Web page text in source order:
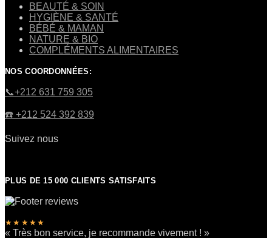
BEAUTÉ & SOIN
HYGIÈNE & SANTÉ
BÉBÉ & MAMAN
NATURE & BIO
COMPLÉMENTS ALIMENTAIRES
NOS COORDONNÉES:
​📞+212 631 759 305
☎️​ +212 524 392 839
Suivez nous
PLUS DE 15 000 CLIENTS SATISFAITS
★★★★★
« Très bon service, je recommande vivement ! »